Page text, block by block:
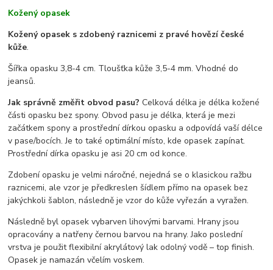
Kožený opasek
Kožený opasek s zdobený raznicemi z pravé hovězí české
kůže.
Šířka opasku 3,8-4 cm. Tloušťka kůže 3,5-4 mm. Vhodné do
jeansů.
Jak správně změřit obvod pasu?Celková délka je délka kožené
části opasku bez spony. Obvod pasu je délka, která je mezi
začátkem spony a prostřední dírkou opasku a odpovídá vaší délce
v pase/bocích. Je to také optimální místo, kde opasek zapínat.
Prostřední dírka opasku je asi 20 cm od konce.
Zdobení opasku je velmi náročné, nejedná se o klasickou ražbu
raznicemi, ale vzor je předkreslen šídlem přímo na opasek bez
jakýchkoli šablon, následně je vzor do kůže vyřezán a vyražen.
Následně byl opasek vybarven lihovými barvami. Hrany jsou
opracovány a natřeny černou barvou na hrany. Jako poslední
vrstva je použit flexibilní akrylátový lak odolný vodě – top finish.
Opasek je namazán včelím voskem.